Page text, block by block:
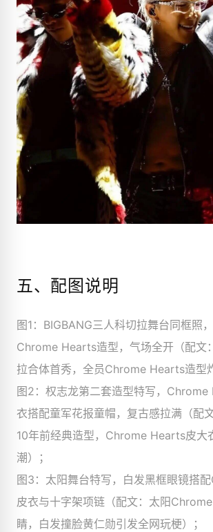
五、配图说明
图1：BIGBANG三人科切拉舞台同框照
Chrome Hearts造型，气场全开（配文
拉合体首秀，全员Chrome Hearts造型
图2：权志龙第二套造型特写，
衣搭配童军花报童帽，复古感拉满（配
10年前经典造型，Chrome Hearts皮大
潮）；
图3：太阳舞台特写，白发黑框眼镜搭
皮衣与十字架项链（配文：太阳
睛，白发撞脸黄仁勋引发全网玩梗）；